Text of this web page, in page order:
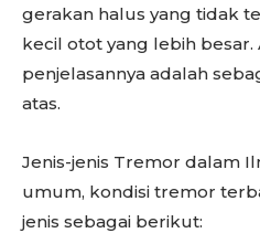
gerakan halus yang tidak
kecil otot yang lebih
penjelasannya adalah
atas.
Jenis-jenis Tremor dalam
umum, kondisi tremor
jenis sebagai berikut: